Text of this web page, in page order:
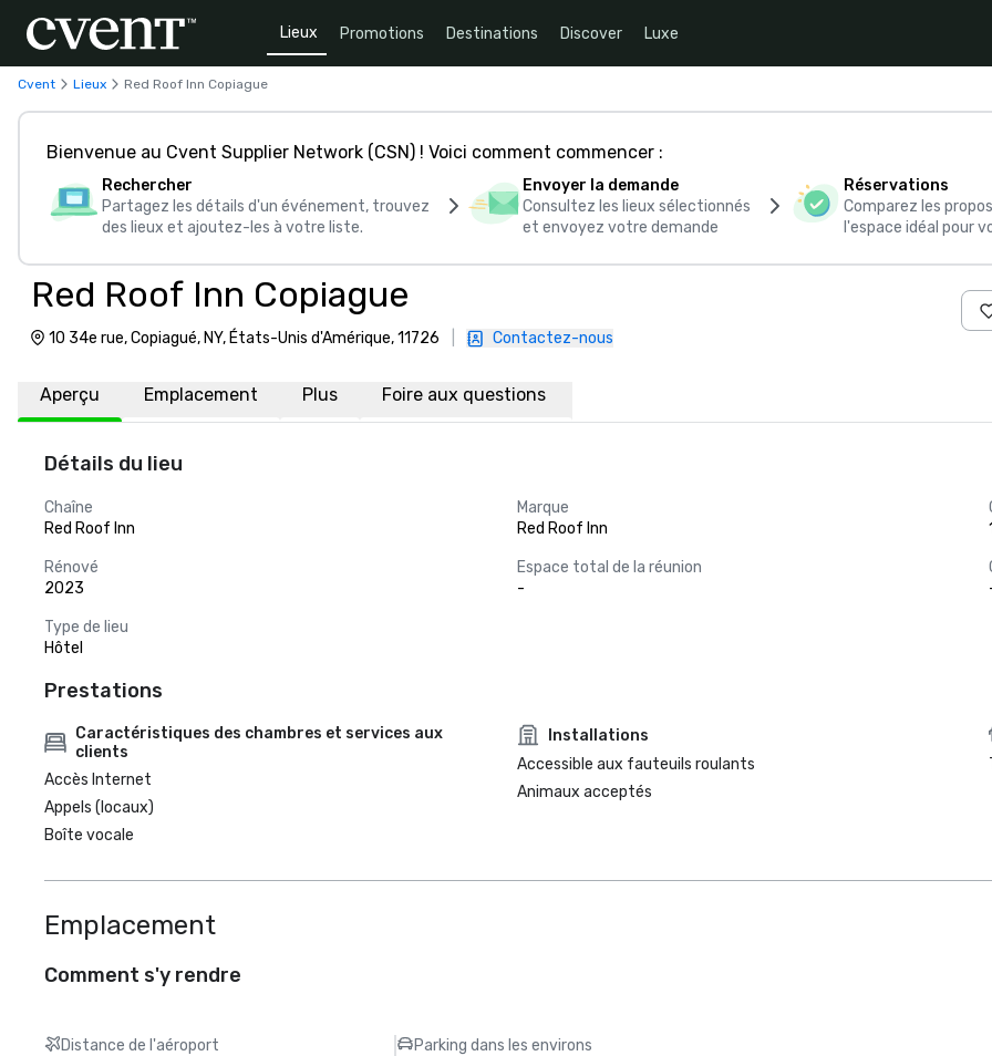
Lieux Promotions Destinations Discover Luxe
Cvent Lieux Red Roof Inn Copiague
Bienvenue au Cvent Supplier Network (CSN) ! Voici comment commencer :
Rechercher
Partagez les détails d'un événement, trouvez
des lieux et ajoutez-les à votre liste.
Envoyer la demande
Consultez les lieux sélectionnés
et envoyez votre demande
Réservations
Comparez les
l'espace idéal pour
Red Roof Inn Copiague
10 34e rue, Copiagué, NY, États-Unis d'Amérique, 11726 Contactez-nous
Aperçu Emplacement Plus Foire aux questions
Détails du lieu
Chaîne
Red Roof Inn
Marque
Red Roof Inn
Rénové
2023
Espace total de la réunion
-
Type de lieu
Hôtel
Prestations
Caractéristiques des chambres et services aux
clients
Accès Internet
Appels (locaux)
Boîte vocale
Installations
Accessible aux fauteuils roulants
Animaux acceptés
Emplacement
Comment s'y rendre
Distance de l'aéroport
Parking dans les environs